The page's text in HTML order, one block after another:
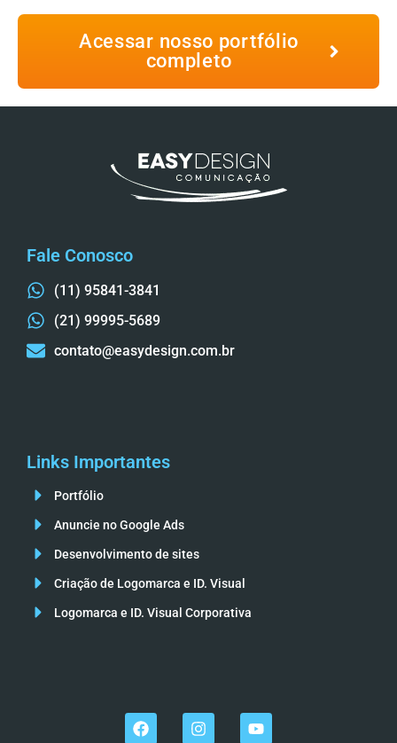
Acessar nosso portfólio
completo
Fale Conosco
(11) 95841-3841
(21) 99995-5689
contato@easydesign.com.br
Links Importantes
Portfólio
Anuncie no Google Ads
Desenvolvimento de sites
Criação de Logomarca e ID. Visual
Logomarca e ID. Visual Corporativa